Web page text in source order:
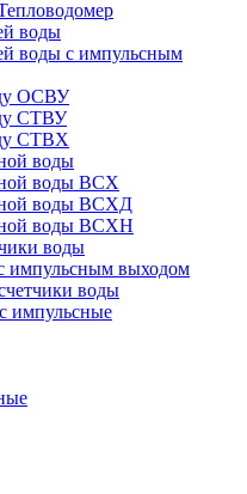
воды
воды с импульсным
ОСВУ
СТВУ
СТВХ
воды
воды ВСХ
воды ВСХД
воды ВСХН
воды
импульсным выходом
воды
импульсные